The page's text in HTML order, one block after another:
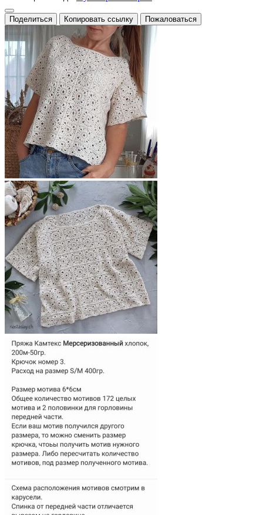
Поделиться Копировать ссылку Пожаловаться